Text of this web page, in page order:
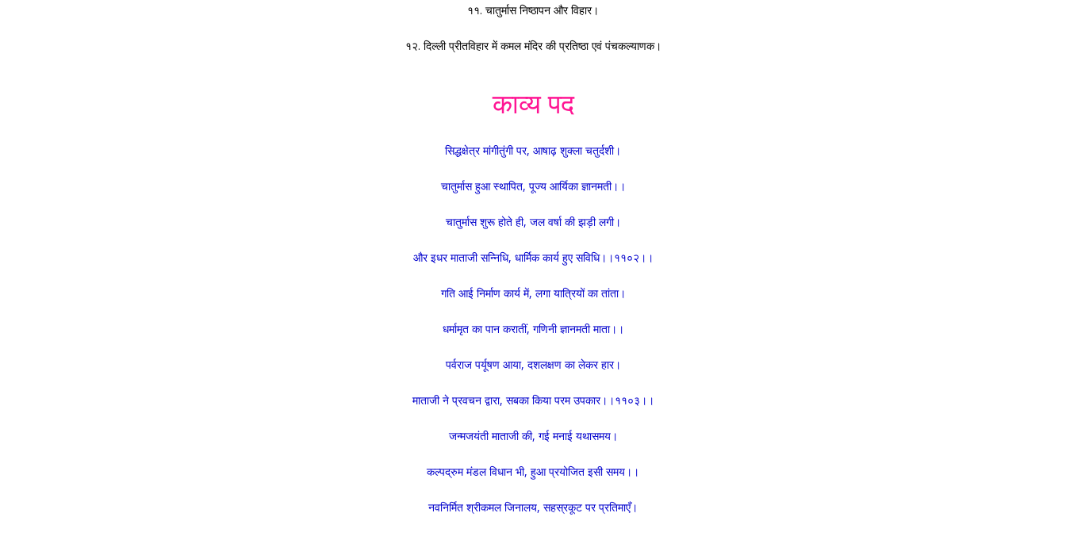
११. चातुर्मास निष्ठापन और विहार।
१२. दिल्ली प्रीतविहार में कमल मंदिर की प्रतिष्ठा एवं पंचकल्याणक।
काव्य पद
सिद्धक्षेत्र मांगीतुंगी पर, आषाढ़ शुक्ला चतुर्दशी।
चातुर्मास हुआ स्थापित, पूज्य आर्यिका ज्ञानमती।।
चातुर्मास शुरू होते ही, जल वर्षा की झड़ी लगी।
और इधर माताजी सन्निधि, धार्मिक कार्य हुए सविधि।।११०२।।
गति आई निर्माण कार्य में, लगा यात्रियों का तांता।
धर्मामृत का पान करातीं, गणिनी ज्ञानमती माता।।
पर्वराज पर्यूषण आया, दशलक्षण का लेकर हार।
माताजी ने प्रवचन द्वारा, सबका किया परम उपकार।।११०३।।
जन्मजयंती माताजी की, गई मनाई यथासमय।
कल्पद्रुम मंडल विधान भी, हुआ प्रयोजित इसी समय।।
नवनिर्मित श्रीकमल जिनालय, सहस्रकूट पर प्रतिमाएँ।